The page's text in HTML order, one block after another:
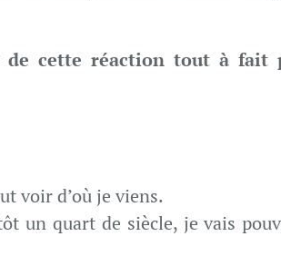
de cette réaction tout à fait
voir d’où je viens.
un quart de siècle, je vais